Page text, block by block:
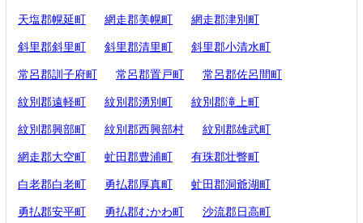
天塩郡幌延町 網走郡美幌町 網走郡津別町
斜里郡斜里町 斜里郡清里町 斜里郡小清水町
常呂郡訓子府町 常呂郡置戸町 常呂郡佐呂間町
紋別郡遠軽町 紋別郡湧別町 紋別郡滝上町
紋別郡興部町 紋別郡西興部村 紋別郡雄武町
網走郡大空町 虻田郡豊浦町 有珠郡壮瞥町
白老郡白老町 勇払郡厚真町 虻田郡洞爺湖町
勇払郡安平町 勇払郡むかわ町 沙流郡日高町